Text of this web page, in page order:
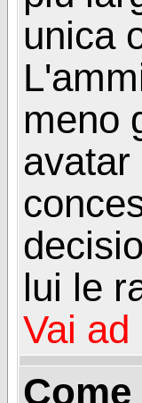
unica
meno
lui le
Vai